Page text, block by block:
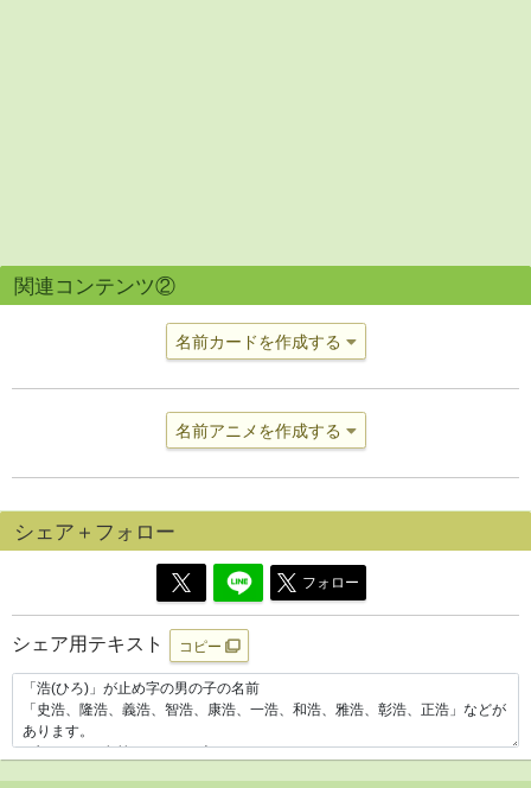
関連コンテンツ②
名前カードを作成する
名前アニメを作成する
シェア＋フォロー
フォロー
シェア用テキスト コピー